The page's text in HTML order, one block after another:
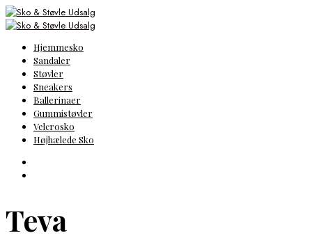
Hjemmesko
Sandaler
Støvler
Sneakers
Ballerinaer
Gummistøvler
Velcrosko
Højhælede Sko
Teva